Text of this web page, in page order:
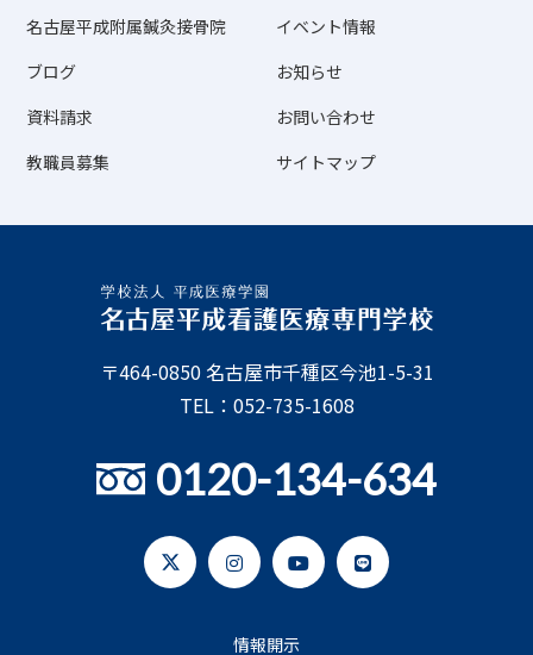
名古屋平成附属鍼灸接骨院
イベント情報
ブログ
お知らせ
資料請求
お問い合わせ
教職員募集
サイトマップ
〒464-0850 名古屋市千種区今池1-5-31
TEL：052-735-1608
0120-134-634
情報開示